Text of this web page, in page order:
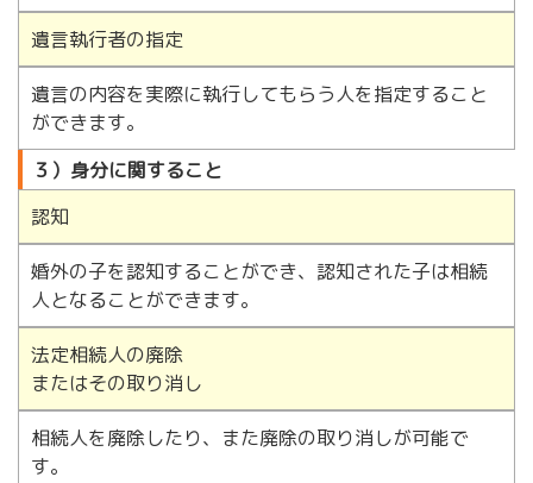
遺言執行者の指定
遺言の内容を実際に執行してもらう人を指定すること
ができます。
３）身分に関すること
認知
婚外の子を認知することができ、認知された子は相続
人となることができます。
法定相続人の廃除
またはその取り消し
相続人を廃除したり、また廃除の取り消しが可能で
す。